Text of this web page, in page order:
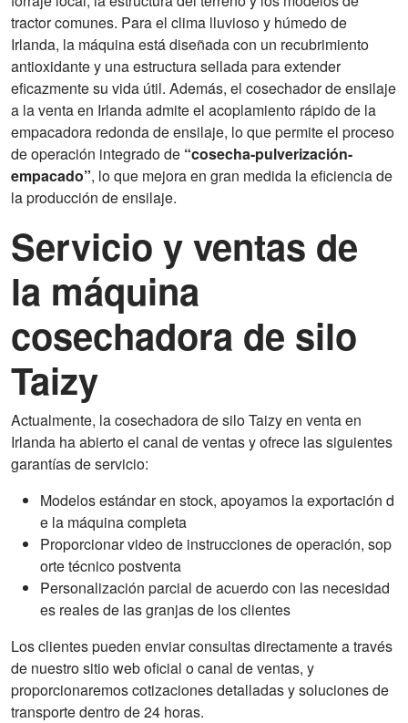
tractor comunes. Para el clima lluvioso y húmedo de
Irlanda, la máquina está diseñada con un recubrimiento
antioxidante y una estructura sellada para extender
eficazmente su vida útil. Además, el cosechador de ensilaje
a la venta en Irlanda admite el acoplamiento rápido de la
empacadora redonda de ensilaje, lo que permite el proceso
de operación integrado de “cosecha-pulverización-
empacado”, lo que mejora en gran medida la eficiencia de
la producción de ensilaje.
Servicio y ventas de
la máquina
cosechadora de silo
Taizy
Actualmente, la cosechadora de silo Taizy en venta en
Irlanda ha abierto el canal de ventas y ofrece las siguientes
garantías de servicio:
Modelos estándar en stock, apoyamos la exportación d
e la máquina completa
Proporcionar video de instrucciones de operación, sop
orte técnico postventa
Personalización parcial de acuerdo con las necesidad
es reales de las granjas de los clientes
Los clientes pueden enviar consultas directamente a través
de nuestro sitio web oficial o canal de ventas, y
proporcionaremos cotizaciones detalladas y soluciones de
transporte dentro de 24 horas.